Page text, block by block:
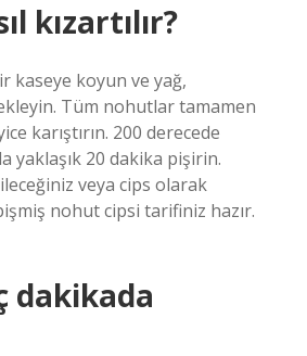
kızartılır?
kaseye koyun ve yağ,
Tüm nohutlar tamamen
karıştırın. 200 derecede
yaklaşık 20 dakika pişirin.
veya cips olarak
nohut cipsi tarifiniz hazır.
dakikada